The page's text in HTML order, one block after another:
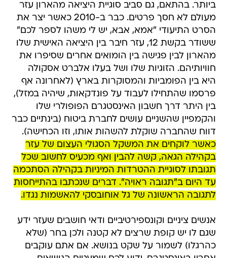
ביותר. בהתאם, גם סביב סוגיית היציאה מהארון עזר
מעולם לא חסך פרטים. כבר ב-2010 כאשר יצר את
הסרט התיעודי "אמא, אבא, יש לי משהו לספר לכם"
ששודר בקשת 12, עזר חיבר בין היציאה האישית שלו
מהארון לבין פגישה בין הומואים אחרים שסיפרו את
חוויותיהם. הזוגיות שלו ושל בעלו אלברט אסקולה
היא בין הפומביות והמסוקרות בארץ (לאחרונה אף
פרסמו שהתחילו לעבוד על פונדקאות, שיהיה במזל),
בין היתר דרך חשבון האינסטגרם הפופולרי שלו
והקמפיין שהשניים עושים לחברת ביטוח (בינתיים כבר
דווח שהחברה שוקלת להשהות אותו, וזו הכחישה).
כאשר לוקחים את המשקל הסגולי העצום של עזר
בקהילה הגאה, קשה להבין ואף מכעיס לחשוב שכל
תגובתו לסוגיית ההטרדות המיניות בקהילה הסתכמה
עד היום ב"תגובה ראויה". דברים שנכתבו בהתייחסות
לתגובה הראשונה של גל אוחובסקי להאשמות נגדו.
אנשים ציניים וקונספירטיביים ודאי חושבים שעזר ידע
שגם לו יש קופת שרצים לא קטנה ולכן בחר (שלא
כהרגלו) לשמור על שקט בנושא. אם אתם עוקבים